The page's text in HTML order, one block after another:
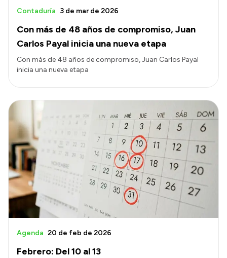
Con más de 48 años de compromiso, Juan
Carlos Payal inicia una nueva etapa
Contaduría 3 de mar de 2026
Con más de 48 años de compromiso, Juan Carlos Payal
inicia una nueva etapa
Febrero: Del 10 al 13
Agenda 20 de feb de 2026